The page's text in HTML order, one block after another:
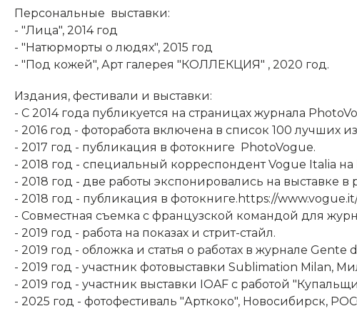
Персональные выставки:
- "Лица", 2014 год
- "Натюрморты о людях", 2015 год
- "Под кожей", Арт галерея "КОЛЛЕКЦИЯ" , 2020 год.
Издания, фестивали и выставки:
- С 2014 года публикуется на страницах журнала
- 2016 год - фоторабота включена в список 100 лучших
- 2017 год - публикация в фотокниге PhotoVogue.
- 2018 год - специальный корреспондент Vogue Italia на
- 2018 год - две работы экспонировались на выставке
- 2018 год - публикация в фотокниге.https://
- Совместная съемка с французской командой для
- 2019 год - работа на показах и стрит-стайл.
- 2019 год - обложка и статья о работах в журнале
- 2019 год - участник фотовыставки Sublimation Milan,
- 2019 год - участник выставки IOAF с работой
- 2025 год - фотофестиваль "Арткоко", Новосибирск,